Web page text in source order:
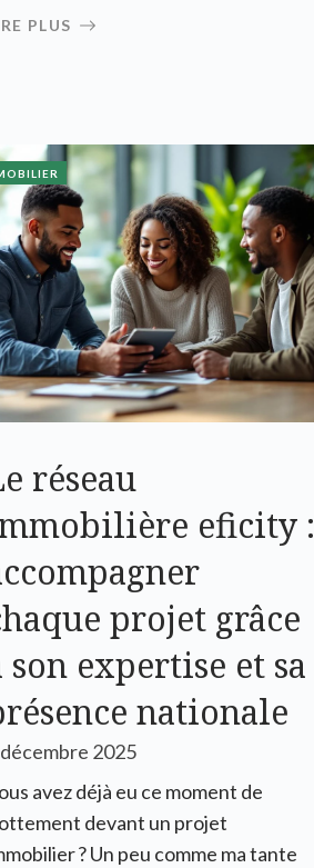
PLUS
réseau
eficity :
projet grâce
son expertise et sa
nationale
2025
avez déjà eu ce moment de
devant un projet
? Un peu comme ma tante